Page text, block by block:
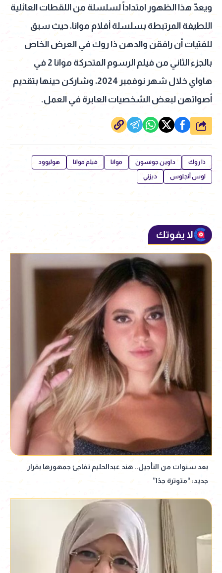
ويعدّ هذا الظهور امتداداً لسلسلة من اللقطات العائلية
اللطيفة المرتبطة بسلسلة أفلام موانا، حيث سبق
للفتيات أن رافقن والدهن ذا روك في العرض الخاص
بالجزء الثاني من فيلم الرسوم المتحركة موانا 2 في
هاواي خلال شهر نوفمبر 2024، وشاركن حينها بتقديم
أصواتهن لبعض الشخصيات العابرة في العمل.
شارك
ذا روك داوين جونسون موانا فيلم موانا هوليوود
لوس أنجلوس ديزني
لا يفوتك
بعد سنوات من التأجيل.. هند عبدالحليم تفاجئ جمهورها بقرار
جديد: “متوترة جدًا”